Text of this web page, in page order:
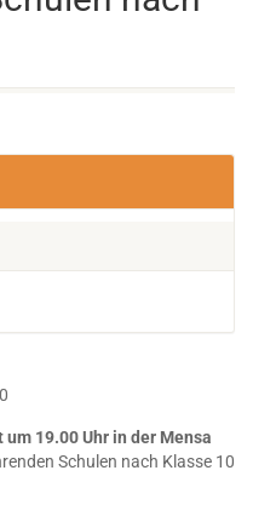
19.00 Uhr in der Mensa
Schulen nach Klasse 10